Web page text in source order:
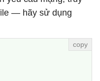
— hãy sử dụng